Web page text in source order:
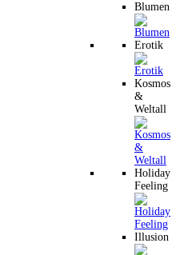
Blumen
Erotik
Kosmos
&
Weltall
Holiday
Feeling
Illusion